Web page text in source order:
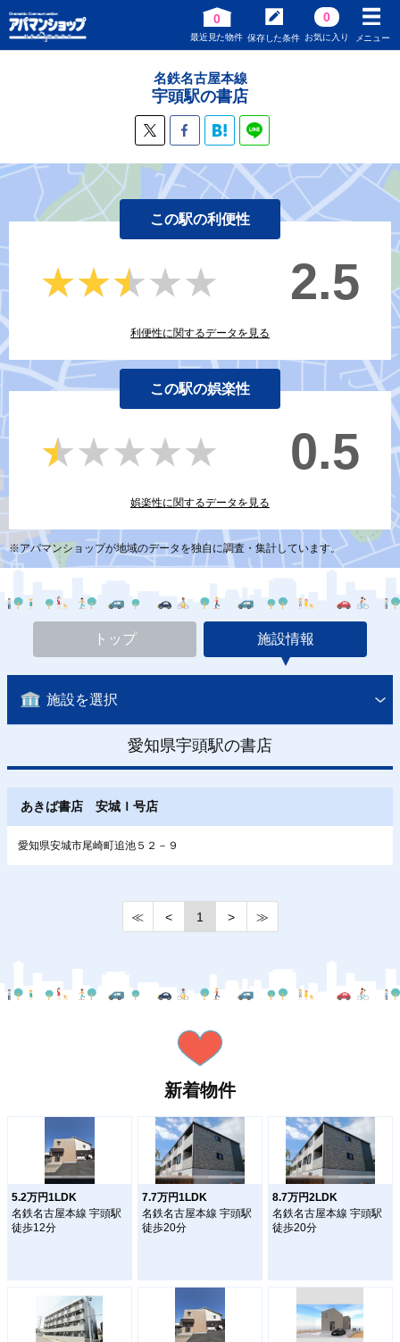
0
最近見た物件 保存した条件
0
お気に入り メニュー
名鉄名古屋本線
宇頭駅の書店
この駅の利便性
★★★★★
★★★★★ 2.5
利便性に関するデータを見る
この駅の娯楽性
★★★★★
★★★★★ 0.5
娯楽性に関するデータを見る
※アパマンショップが地域のデータを独自に調査・集計しています。
トップ 施設情報
施設を選択
愛知県宇頭駅の書店
あきば書店 安城Ｉ号店
愛知県安城市尾崎町追池５２－９
≪ < 1 > ≫
新着物件
5.2万円1LDK
名鉄名古屋本線 宇頭駅
徒歩12分
7.7万円1LDK
名鉄名古屋本線 宇頭駅
徒歩20分
8.7万円2LDK
名鉄名古屋本線 宇頭駅
徒歩20分